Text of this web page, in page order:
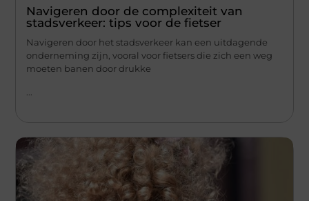
Navigeren door de complexiteit van
stadsverkeer: tips voor de fietser
Navigeren door het stadsverkeer kan een uitdagende
onderneming zijn, vooral voor fietsers die zich een weg
moeten banen door drukke